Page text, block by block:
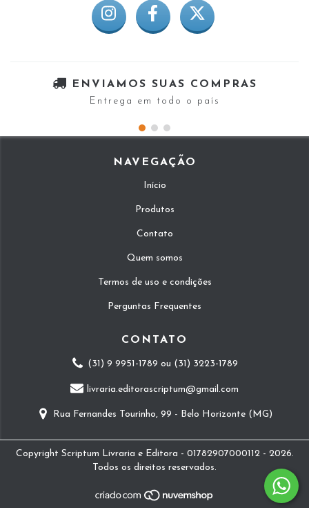
ENVIAMOS SUAS COMPRAS
Entrega em todo o país
NAVEGAÇÃO
Início
Produtos
Contato
Quem somos
Termos de uso e condições
Perguntas Frequentes
CONTATO
(31) 9 9951-1789 ou (31) 3223-1789
livraria.editorascriptum@gmail.com
Rua Fernandes Tourinho, 99 - Belo Horizonte (MG)
Copyright Scriptum Livraria e Editora - 01782907000112 - 2026.
Todos os direitos reservados.